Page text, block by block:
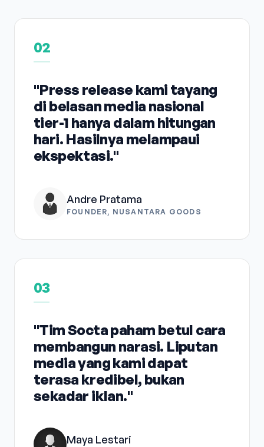
02
"Press release kami tayang
di belasan media nasional
tier-1 hanya dalam hitungan
hari. Hasilnya melampaui
ekspektasi."
Andre Pratama
FOUNDER, NUSANTARA GOODS
03
"Tim Socta paham betul cara
membangun narasi. Liputan
media yang kami dapat
terasa kredibel, bukan
sekadar iklan."
Maya Lestari